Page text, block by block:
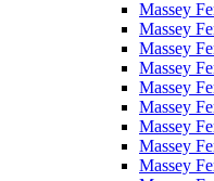
Massey
Massey
Massey
Massey
Massey
Massey
Massey
Massey
Massey